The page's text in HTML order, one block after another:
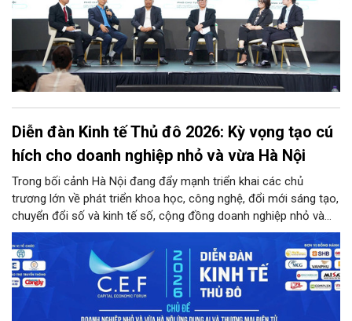
Diễn đàn Kinh tế Thủ đô 2026: Kỳ vọng tạo cú
hích cho doanh nghiệp nhỏ và vừa Hà Nội
Trong bối cảnh Hà Nội đang đẩy mạnh triển khai các chủ
trương lớn về phát triển khoa học, công nghệ, đổi mới sáng tạo,
chuyển đổi số và kinh tế số, cộng đồng doanh nghiệp nhỏ và
vừa trên địa bàn Thủ đô đứng trước cả cơ hội lẫn thách thức
chưa từng có. Diễn đàn Kinh tế Thủ đô năm 2026 là sự kiện
được kỳ vọng sẽ trở thành cầu nối thiết thực, đưa chính sách,
công nghệ và nguồn lực đến gần hơn với doanh nghiệp.